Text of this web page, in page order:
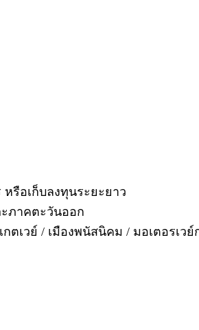
รือเก็บลงทุนระยะยาว
ภาคตะวันออก
วย์ / เมืองพนัสนิคม / มอเตอรเวย์